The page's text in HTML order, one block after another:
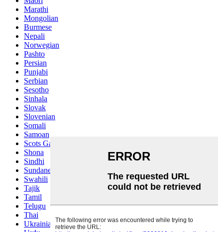
Marathi
Mongolian
Burmese
Nepali
Norwegian
Pashto
Persian
Punjabi
Serbian
Sesotho
Sinhala
Slovak
Slovenian
Somali
Samoan
Scots Gaelic
Shona
Sindhi
Sundanese
Swahili
Tajik
Tamil
Telugu
Thai
Ukrainian